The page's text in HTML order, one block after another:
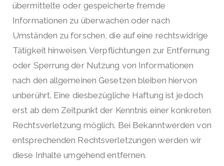
übermittelte oder gespeicherte fremde
Informationen zu überwachen oder nach
Umständen zu forschen, die auf eine rechtswidrige
Tätigkeit hinweisen. Verpflichtungen zur Entfernung
oder Sperrung der Nutzung von Informationen
nach den allgemeinen Gesetzen bleiben hiervon
unberührt. Eine diesbezügliche Haftung ist jedoch
erst ab dem Zeitpunkt der Kenntnis einer konkreten
Rechtsverletzung möglich. Bei Bekanntwerden von
entsprechenden Rechtsverletzungen werden wir
diese Inhalte umgehend entfernen.